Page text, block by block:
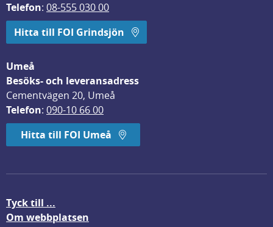
Telefon: 08-555 030 00
Hitta till FOI Grindsjön
Umeå
Besöks- och leveransadress
Cementvägen 20, Umeå
Telefon: 090-10 66 00
Hitta till FOI Umeå
Tyck till ...
Om webbplatsen